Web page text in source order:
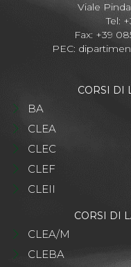
Viale
Tel:
Fax: +39
PEC:
CORSI DI
BA
CLEA
CLEC
CLEF
CLEII
CORSI DI
CLEA/M
CLEBA